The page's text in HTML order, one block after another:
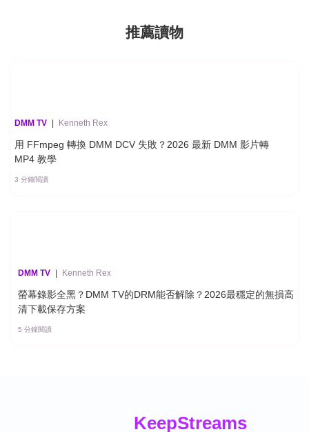
推薦讀物
DMM TV | Kenneth Rex
用 FFmpeg 轉換 DMM DCV 失敗？2026 最新 DMM 影片轉
MP4 教學
3 分鐘閱讀
DMM TV | Kenneth Rex
螢幕錄影全黑？DMM TV的DRM能否解除？2026最穩定的無損高
清下載保存方案
5 分鐘閱讀
KeepStreams